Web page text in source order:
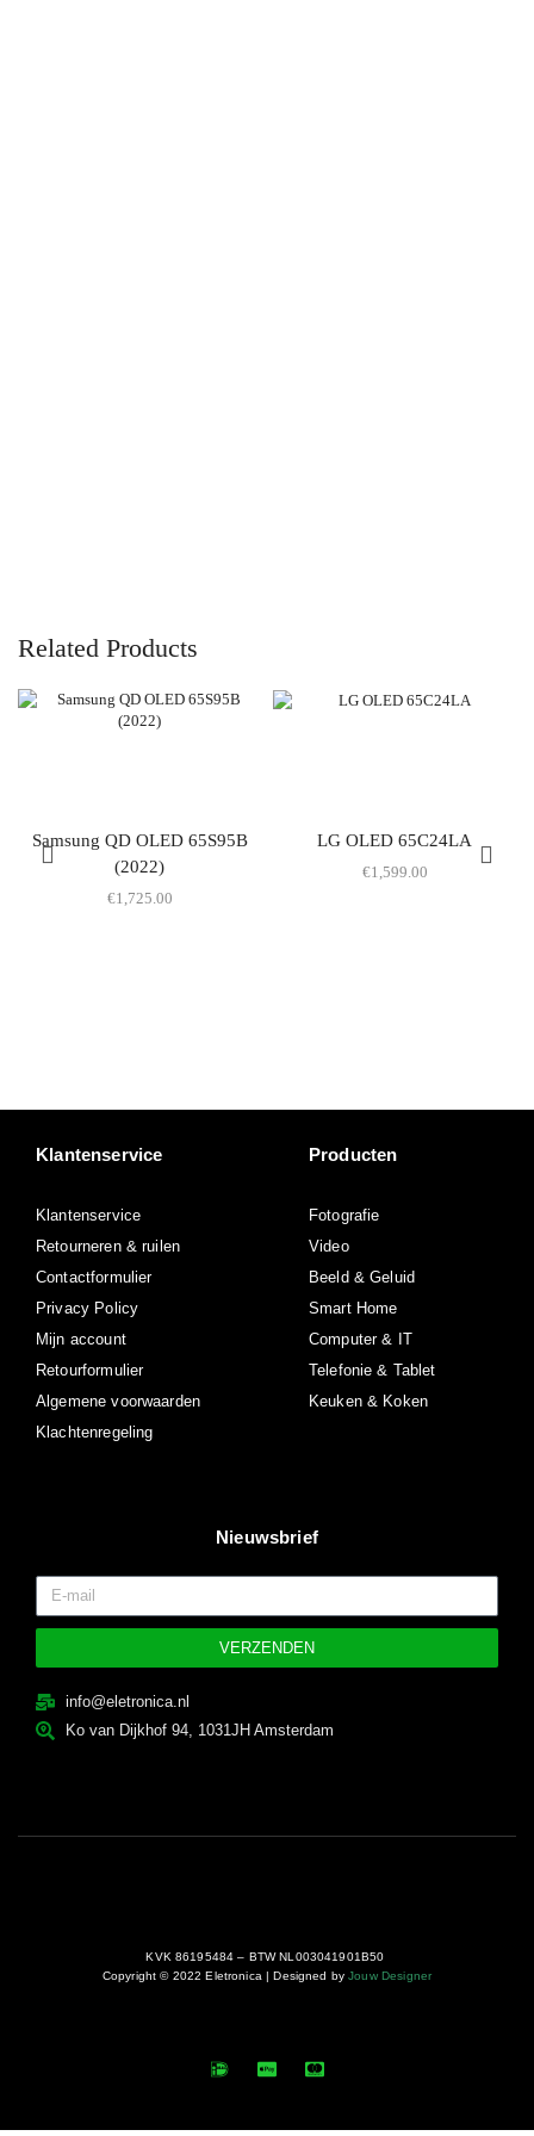
Related Products
Samsung QD OLED 65S95B
(2022)
€1,725.00
LG OLED 65C24LA
€1,599.00
Klantenservice
Klantenservice
Retourneren & ruilen
Contactformulier
Privacy Policy
Mijn account
Retourformulier
Algemene voorwaarden
Klachtenregeling
Producten
Fotografie
Video
Beeld & Geluid
Smart Home
Computer & IT
Telefonie & Tablet
Keuken & Koken
Nieuwsbrief
VERZENDEN
info@eletronica.nl
Ko van Dijkhof 94, 1031JH Amsterdam
KVK 86195484 – BTW NL003041901B50
Copyright © 2022 Eletronica | Designed byJouw Designer